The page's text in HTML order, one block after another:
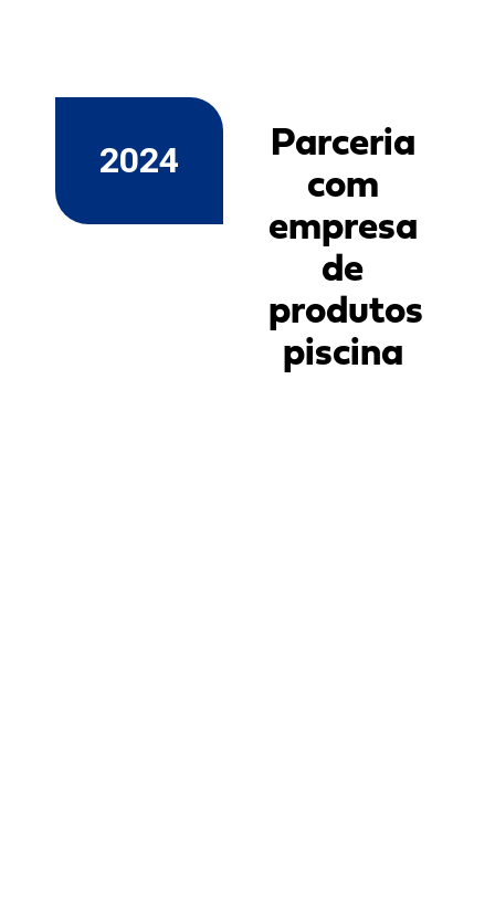
2024 Parceria
com
empresa
de
produtos
piscina